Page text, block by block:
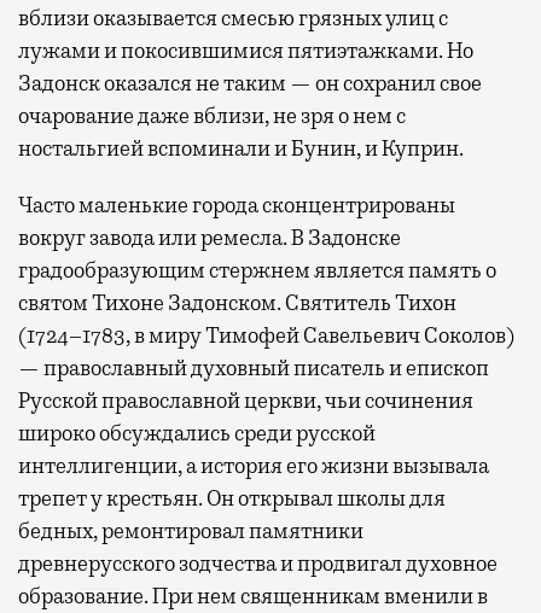
вблизи оказывается смесью грязных улиц с
лужами и покосившимися пятиэтажками. Но
Задонск оказался не таким — он сохранил свое
очарование даже вблизи, не зря о нем с
ностальгией вспоминали и Бунин, и Куприн.
Часто маленькие города сконцентрированы
вокруг завода или ремесла. В Задонске
градообразующим стержнем является память о
святом Тихоне Задонском. Святитель Тихон
(1724–1783, в миру Тимофей Савельевич Соколов)
— православный духовный писатель и епископ
Русской православной церкви, чьи сочинения
широко обсуждались среди русской
интеллигенции, а история его жизни вызывала
трепет у крестьян. Он открывал школы для
бедных, ремонтировал памятники
древнерусского зодчества и продвигал духовное
образование. При нем священникам вменили в